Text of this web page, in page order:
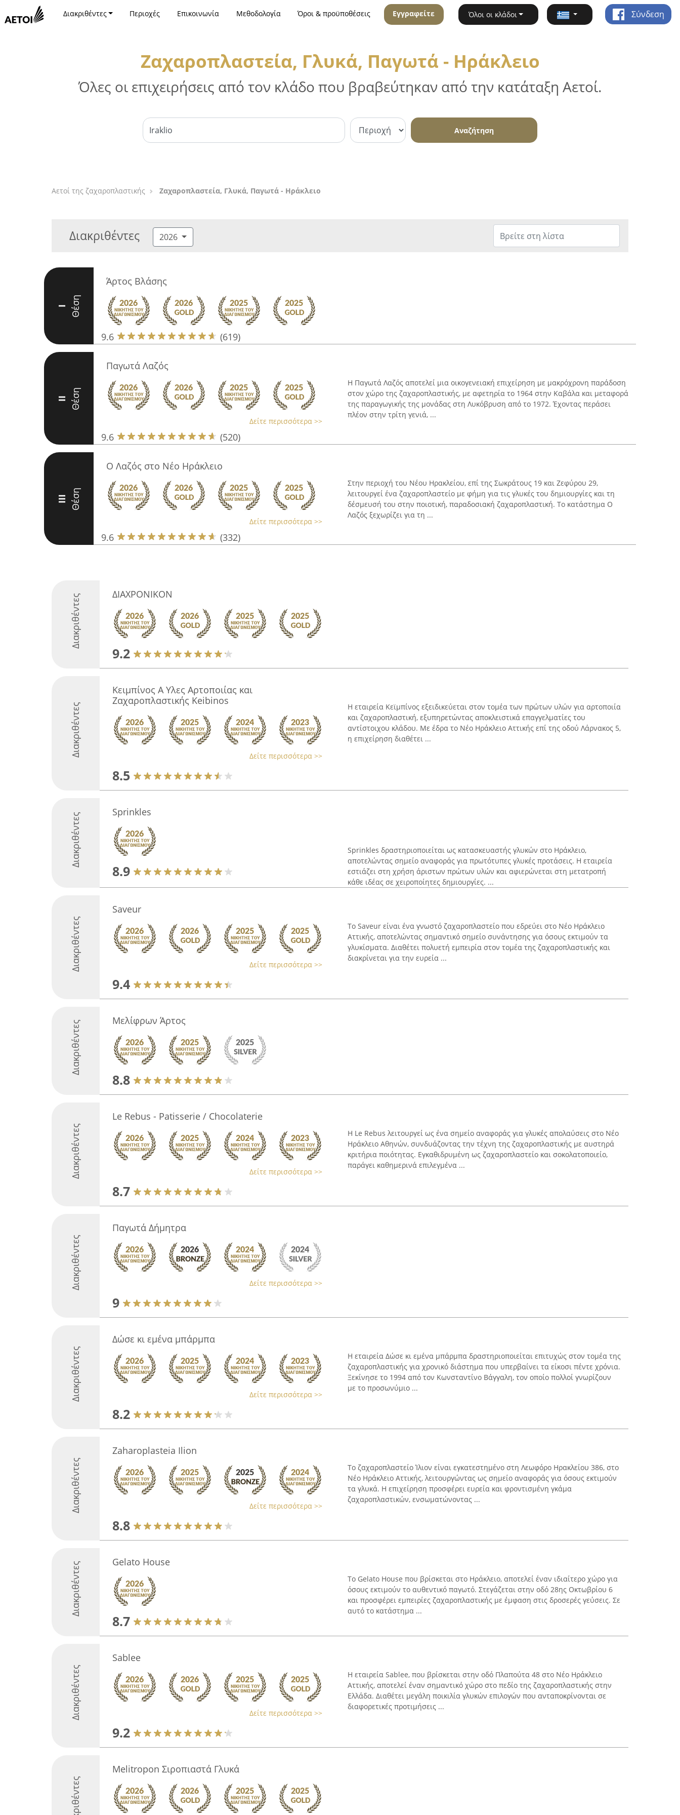
Διακριθέντες Περιοχές Επικοινωνία Μεθοδολογία Όροι & προϋποθέσεις Εγγραφείτε Όλοι οι κλάδοι Σύνδεση
Ζαχαροπλαστεία, Γλυκά, Παγωτά - Ηράκλειο
Όλες οι επιχειρήσεις από τον κλάδο που βραβεύτηκαν από την κατάταξη Αετοί.
Αναζήτηση
Αετοί της ζαχαροπλαστικής Ζαχαροπλαστεία, Γλυκά, Παγωτά - Ηράκλειο
Διακριθέντες 2026
I Θέση
Άρτος Βλάσης
9.6 (619)
II Θέση
Παγωτά Λαζός
Δείτε περισσότερα >>
9.6 (520)
Η Παγωτά Λαζός αποτελεί μια οικογενειακή επιχείρηση με μακρόχρονη παράδοση
στον χώρο της ζαχαροπλαστικής, με αφετηρία το 1964 στην Καβάλα και μεταφορά
της παραγωγικής της μονάδας στη Λυκόβρυση από το 1972. Έχοντας περάσει
πλέον στην τρίτη γενιά, ...
III Θέση
Ο Λαζός στο Νέο Ηράκλειο
Δείτε περισσότερα >>
9.6 (332)
Στην περιοχή του Νέου Ηρακλείου, επί της Σωκράτους 19 και Ζεφύρου 29,
λειτουργεί ένα ζαχαροπλαστείο με φήμη για τις γλυκές του δημιουργίες και τη
δέσμευσή του στην ποιοτική, παραδοσιακή ζαχαροπλαστική. Το κατάστημα Ο
Λαζός ξεχωρίζει για τη ...
Διακριθέντες ΔΙΑΧΡΟΝΙΚΟΝ
9.2
Διακριθέντες
Κειμπίνος A Yλες Αρτοποιίας και
Ζαχαροπλαστικής Keibinos
Δείτε περισσότερα >>
8.5
Η εταιρεία Κεϊμπίνος εξειδικεύεται στον τομέα των πρώτων υλών για αρτοποιία
και ζαχαροπλαστική, εξυπηρετώντας αποκλειστικά επαγγελματίες του
αντίστοιχου κλάδου. Με έδρα το Νέο Ηράκλειο Αττικής επί της οδού Λάρνακος 5,
η επιχείρηση διαθέτει ...
Διακριθέντες Sprinkles
8.9
Sprinkles δραστηριοποιείται ως κατασκευαστής γλυκών στο Ηράκλειο,
αποτελώντας σημείο αναφοράς για πρωτότυπες γλυκές προτάσεις. Η εταιρεία
εστιάζει στη χρήση άριστων πρώτων υλών και αφιερώνεται στη μετατροπή
κάθε ιδέας σε χειροποίητες δημιουργίες. ...
Διακριθέντες
Saveur
Δείτε περισσότερα >>
9.4
Το Saveur είναι ένα γνωστό ζαχαροπλαστείο που εδρεύει στο Νέο Ηράκλειο
Αττικής, αποτελώντας σημαντικό σημείο συνάντησης για όσους εκτιμούν τα
γλυκίσματα. Διαθέτει πολυετή εμπειρία στον τομέα της ζαχαροπλαστικής και
διακρίνεται για την ευρεία ...
Διακριθέντες Μελίφρων Άρτος
8.8
Διακριθέντες
Le Rebus - Patisserie / Chocolaterie
Δείτε περισσότερα >>
8.7
Η Le Rebus λειτουργεί ως ένα σημείο αναφοράς για γλυκές απολαύσεις στο Νέο
Ηράκλειο Αθηνών, συνδυάζοντας την τέχνη της ζαχαροπλαστικής με αυστηρά
κριτήρια ποιότητας. Εγκαθιδρυμένη ως ζαχαροπλαστείο και σοκολατοποιείο,
παράγει καθημερινά επιλεγμένα ...
Διακριθέντες
Παγωτά Δήμητρα
Δείτε περισσότερα >>
9
Διακριθέντες
Δώσε κι εμένα μπάρμπα
Δείτε περισσότερα >>
8.2
Η εταιρεία Δώσε κι εμένα μπάρμπα δραστηριοποιείται επιτυχώς στον τομέα της
ζαχαροπλαστικής για χρονικό διάστημα που υπερβαίνει τα είκοσι πέντε χρόνια.
Ξεκίνησε το 1994 από τον Κωνσταντίνο Βάγγαλη, τον οποίο πολλοί γνωρίζουν
με το προσωνύμιο ...
Διακριθέντες
Zaharoplasteia Ilion
Δείτε περισσότερα >>
8.8
Το ζαχαροπλαστείο Ίλιον είναι εγκατεστημένο στη Λεωφόρο Ηρακλείου 386, στο
Νέο Ηράκλειο Αττικής, λειτουργώντας ως σημείο αναφοράς για όσους εκτιμούν
τα γλυκά. Η επιχείρηση προσφέρει ευρεία και φροντισμένη γκάμα
ζαχαροπλαστικών, ενσωματώνοντας ...
Διακριθέντες Gelato House
8.7
Το Gelato House που βρίσκεται στο Ηράκλειο, αποτελεί έναν ιδιαίτερο χώρο για
όσους εκτιμούν το αυθεντικό παγωτό. Στεγάζεται στην οδό 28ης Οκτωβρίου 6
και προσφέρει εμπειρίες ζαχαροπλαστικής με έμφαση στις δροσερές γεύσεις. Σε
αυτό το κατάστημα ...
Διακριθέντες
Sablee
Δείτε περισσότερα >>
9.2
Η εταιρεία Sablee, που βρίσκεται στην οδό Πλαπούτα 48 στο Νέο Ηράκλειο
Αττικής, αποτελεί έναν σημαντικό χώρο στο πεδίο της ζαχαροπλαστικής στην
Ελλάδα. Διαθέτει μεγάλη ποικιλία γλυκών επιλογών που ανταποκρίνονται σε
διαφορετικές προτιμήσεις ...
Διακριθέντες
Melitropon Σιροπιαστά Γλυκά